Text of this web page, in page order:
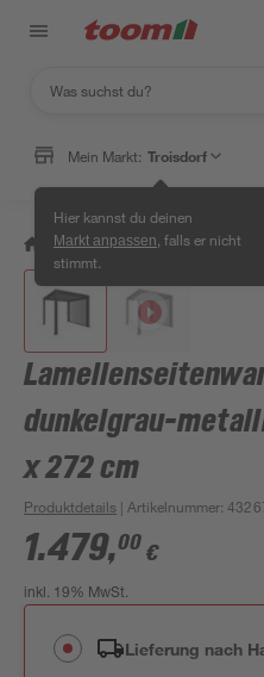
Mein Markt: Troisdorf
Hier kannst du deinen
Markt anpassen , falls er nicht
stimmt.
/ Garten & Freizeit / Garten-
dunkelgrau-
x 272 cm
Produktdetails | Artikelnummer:
1.479,00 €
inkl. 19% MwSt.
Lieferung nach